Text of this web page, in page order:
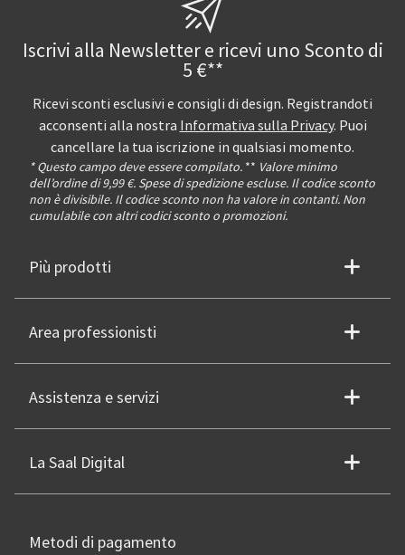
Iscrivi alla Newsletter e ricevi uno Sconto di
5 €**
Ricevi sconti esclusivi e consigli di design. Registrandoti
acconsenti alla nostra Informativa sulla Privacy. Puoi
cancellare la tua iscrizione in qualsiasi momento.
* Questo campo deve essere compilato. ** Valore minimo
dell’ordine di 9,99 €. Spese di spedizione escluse. Il codice sconto
non è divisibile. Il codice sconto non ha valore in contanti. Non
cumulabile con altri codici sconto o promozioni.
Più prodotti
Area professionisti
Assistenza e servizi
La Saal Digital
Metodi di pagamento